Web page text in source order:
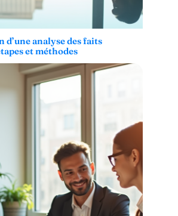
d’une analyse des faits
et méthodes